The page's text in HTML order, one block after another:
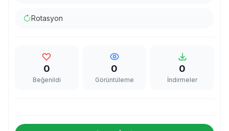
Rotasyon
0
Beğenildi
0
Görüntüleme
0
İndirmeler